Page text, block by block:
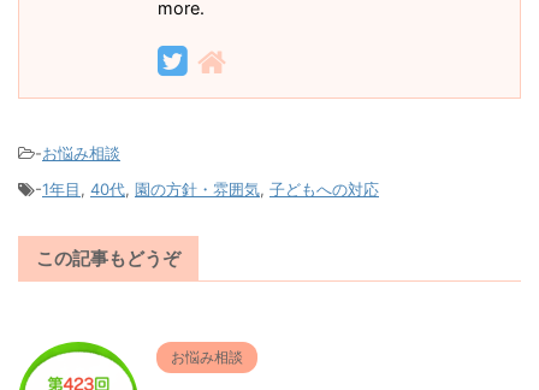
more.
-お悩み相談
-1年目, 40代, 園の方針・雰囲気, 子どもへの対応
この記事もどうぞ
お悩み相談